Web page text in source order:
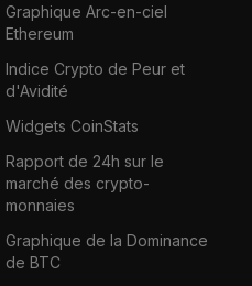
Graphique Arc-en-ciel
Ethereum
Indice Crypto de Peur et
d'Avidité
Widgets CoinStats
Rapport de 24h sur le
marché des crypto-
monnaies
Graphique de la Dominance
de BTC